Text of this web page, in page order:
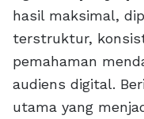
hasil maksimal,
terstruktur,
pemahaman
audiens digital.
utama yang